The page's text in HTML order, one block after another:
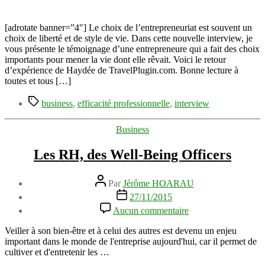
d’une
entrepreneure
en
ligne
déterminée
[adrotate banner=”4″] Le choix de l’entrepreneuriat est souvent un
choix de liberté et de style de vie. Dans cette nouvelle interview, je
vous présente le témoignage d’une entrepreneure qui a fait des choix
importants pour mener la vie dont elle rêvait. Voici le retour
d’expérience de Haydée de TravelPlugin.com. Bonne lecture à
toutes et tous […]
Étiquettes
business, efficacité professionnelle, interview
Catégories
Business
Les RH, des Well-Being Officers
Auteur
de
l’article
ParJérôme HOARAU
Date
l’article
27/11/2015
Aucun commentaire
Les
RH,
des
Veiller à son bien-être et à celui des autres est devenu un enjeu
important dans le monde de l'entreprise aujourd'hui, car il permet de
cultiver et d'entretenir les …